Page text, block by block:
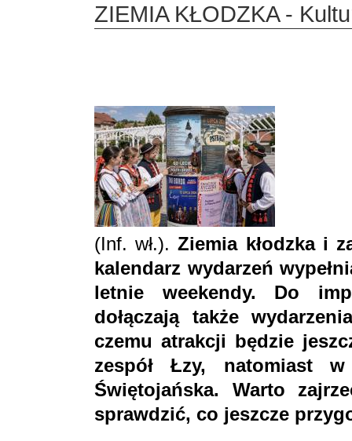
ZIEMIA KŁODZKA -
(Inf. wł.). Ziemia kłodzka i
kalendarz wydarzeń
letnie weekendy. Do
dołączają także
czemu atrakcji będzie
zespół Łzy, natomiast
Świętojańska. Warto
sprawdzić, co jeszcze